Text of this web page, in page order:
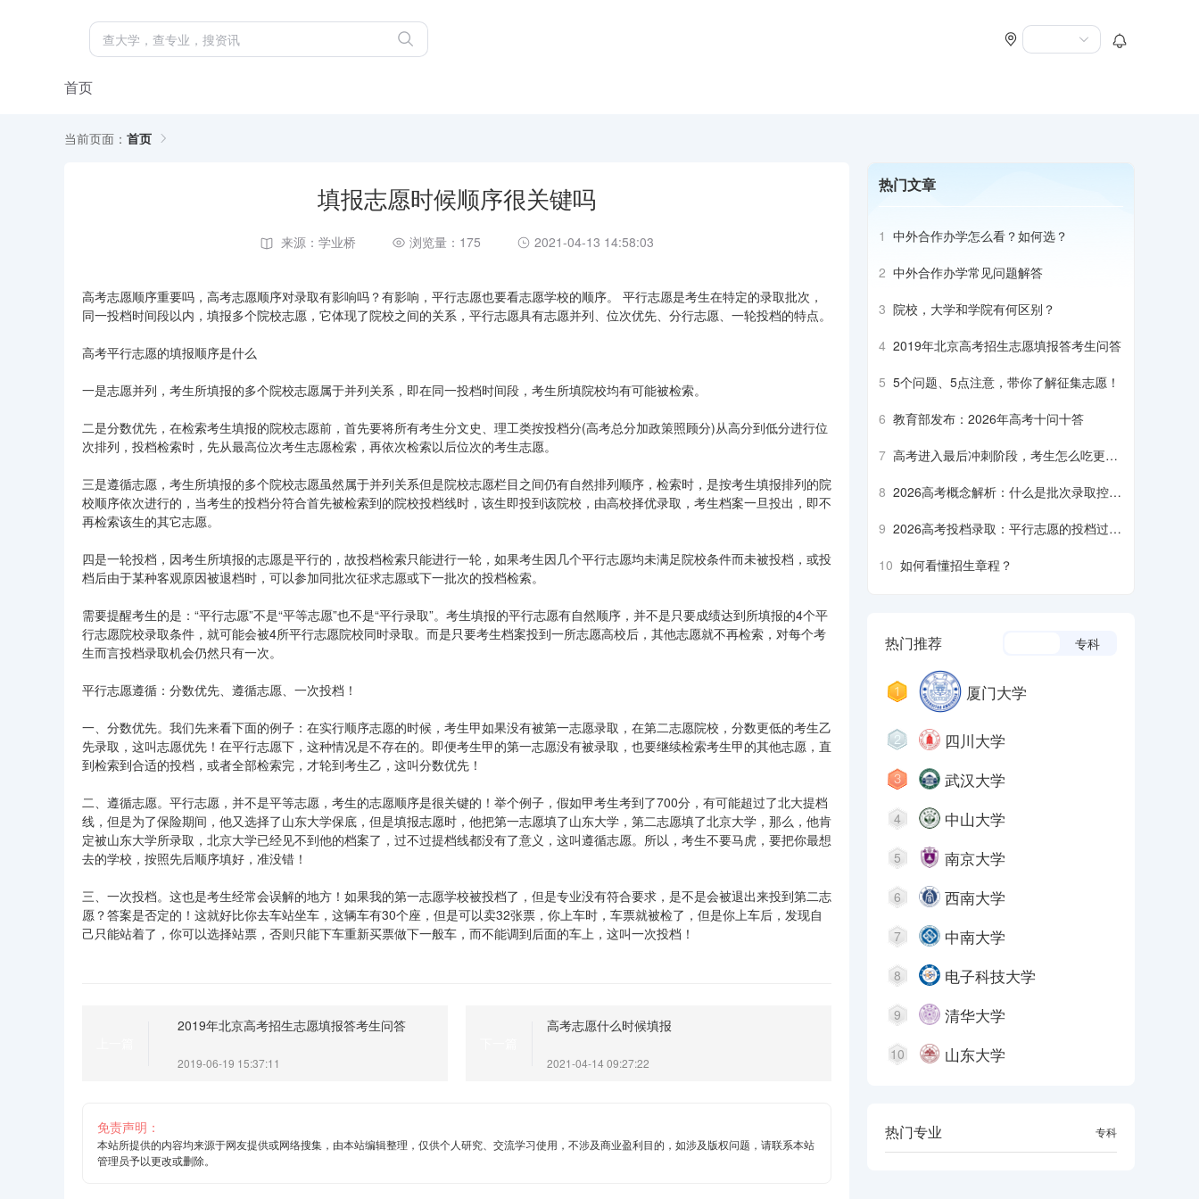
首页
当前页面： 首页
填报志愿时候顺序很关键吗
来源：学业桥 浏览量：175 2021-04-13 14:58:03
高考志愿顺序重要吗，高考志愿顺序对录取有影响吗？有影响，平行志愿也要看志愿学校的顺序。 平行志愿是考生在特定的录取批次，
同一投档时间段以内，填报多个院校志愿，它体现了院校之间的关系，平行志愿具有志愿并列、位次优先、分行志愿、一轮投档的特点。
高考平行志愿的填报顺序是什么
一是志愿并列，考生所填报的多个院校志愿属于并列关系，即在同一投档时间段，考生所填院校均有可能被检索。
二是分数优先，在检索考生填报的院校志愿前，首先要将所有考生分文史、理工类按投档分(高考总分加政策照顾分)从高分到低分进行位
次排列，投档检索时，先从最高位次考生志愿检索，再依次检索以后位次的考生志愿。
三是遵循志愿，考生所填报的多个院校志愿虽然属于并列关系但是院校志愿栏目之间仍有自然排列顺序，检索时，是按考生填报排列的院
校顺序依次进行的，当考生的投档分符合首先被检索到的院校投档线时，该生即投到该院校，由高校择优录取，考生档案一旦投出，即不
再检索该生的其它志愿。
四是一轮投档，因考生所填报的志愿是平行的，故投档检索只能进行一轮，如果考生因几个平行志愿均未满足院校条件而未被投档，或投
档后由于某种客观原因被退档时，可以参加同批次征求志愿或下一批次的投档检索。
需要提醒考生的是：“平行志愿”不是“平等志愿”也不是“平行录取”。考生填报的平行志愿有自然顺序，并不是只要成绩达到所填报的4个平
行志愿院校录取条件，就可能会被4所平行志愿院校同时录取。而是只要考生档案投到一所志愿高校后，其他志愿就不再检索，对每个考
生而言投档录取机会仍然只有一次。
平行志愿遵循：分数优先、遵循志愿、一次投档！
一、分数优先。我们先来看下面的例子：在实行顺序志愿的时候，考生甲如果没有被第一志愿录取，在第二志愿院校，分数更低的考生乙
先录取，这叫志愿优先！在平行志愿下，这种情况是不存在的。即便考生甲的第一志愿没有被录取，也要继续检索考生甲的其他志愿，直
到检索到合适的投档，或者全部检索完，才轮到考生乙，这叫分数优先！
二、遵循志愿。平行志愿，并不是平等志愿，考生的志愿顺序是很关键的！举个例子，假如甲考生考到了700分，有可能超过了北大提档
线，但是为了保险期间，他又选择了山东大学保底，但是填报志愿时，他把第一志愿填了山东大学，第二志愿填了北京大学，那么，他肯
定被山东大学所录取，北京大学已经见不到他的档案了，过不过提档线都没有了意义，这叫遵循志愿。所以，考生不要马虎，要把你最想
去的学校，按照先后顺序填好，准没错！
三、一次投档。这也是考生经常会误解的地方！如果我的第一志愿学校被投档了，但是专业没有符合要求，是不是会被退出来投到第二志
愿？答案是否定的！这就好比你去车站坐车，这辆车有30个座，但是可以卖32张票，你上车时，车票就被检了，但是你上车后，发现自
己只能站着了，你可以选择站票，否则只能下车重新买票做下一般车，而不能调到后面的车上，这叫一次投档！
2019年北京高考招生志愿填报答考生问答
2019-06-19 15:37:11
高考志愿什么时候填报
2021-04-14 09:27:22
免责声明：
本站所提供的内容均来源于网友提供或网络搜集，由本站编辑整理，仅供个人研究、交流学习使用，不涉及商业盈利目的，如涉及版权问题，请联系本站
管理员予以更改或删除。
热门文章
1 中外合作办学怎么看？如何选？
2 中外合作办学常见问题解答
3 院校，大学和学院有何区别？
4 2019年北京高考招生志愿填报答考生问答
5 5个问题、5点注意，带你了解征集志愿！
6 教育部发布：2026年高考十问十答
7 高考进入最后冲刺阶段，考生怎么吃更营
8 2026高考概念解析：什么是批次录取控制
9 2026高考投档录取：平行志愿的投档过程
10 如何看懂招生章程？
热门推荐 专科
厦门大学
四川大学
武汉大学
4 中山大学
5 南京大学
6 西南大学
7 中南大学
8 电子科技大学
9 清华大学
10 山东大学
热门专业 专科